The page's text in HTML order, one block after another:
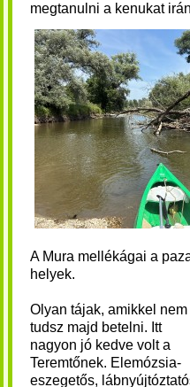
megtanulni a kenukat
A Mura mellékágai a
helyek.
Olyan tájak, amikkel nem
tudsz majd betelni. Itt
nagyon jó kedve volt a
Teremtőnek. Elemózsia-
eszegetős,